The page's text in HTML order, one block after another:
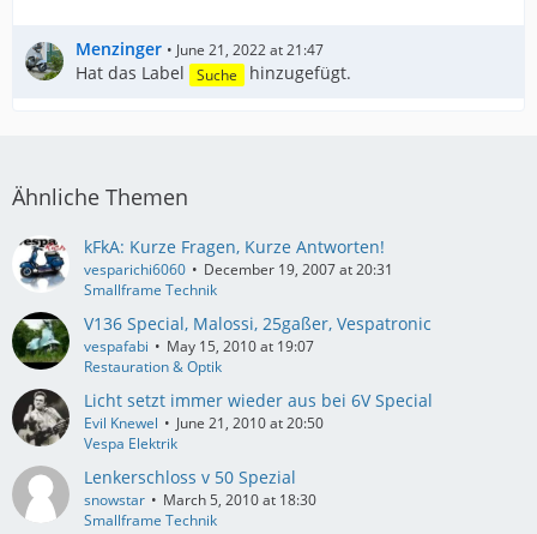
Menzinger June 21, 2022 at 21:47
Hat das Label Suche hinzugefügt.
Ähnliche Themen
kFkA: Kurze Fragen, Kurze Antworten!
vesparichi6060
December 19, 2007 at 20:31
Smallframe Technik
V136 Special, Malossi, 25gaßer, Vespatronic
vespafabi
May 15, 2010 at 19:07
Restauration & Optik
Licht setzt immer wieder aus bei 6V Special
Evil Knewel
June 21, 2010 at 20:50
Vespa Elektrik
Lenkerschloss v 50 Spezial
snowstar
March 5, 2010 at 18:30
Smallframe Technik